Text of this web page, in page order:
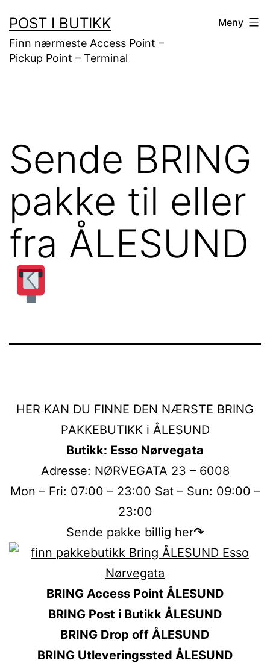
til
innhold
POST I BUTIKK
Finn nærmeste Access Point –
Pickup Point – Terminal
Meny
Sende BRING
pakke til eller
fra ÅLESUND
HER KAN DU FINNE DEN NÆRSTE BRING
PAKKEBUTIKK i ÅLESUND
Butikk: Esso Nørvegata
Adresse: NØRVEGATA 23 – 6008
Mon – Fri: 07:00 – 23:00 Sat – Sun: 09:00 –
23:00
Sende pakke billig her↷
BRING Access Point ÅLESUND
BRING Post i Butikk ÅLESUND
BRING Drop off ÅLESUND
BRING Utleveringssted ÅLESUND